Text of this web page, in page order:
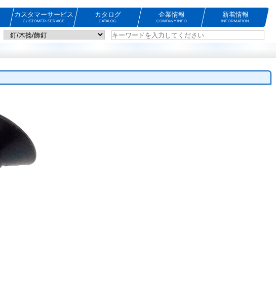
カスタマーサービス
CUSTOMER-SERVICE
カタログ
CATALOG
企業情報
COMPANY INFO
新着情報
INFORMATION